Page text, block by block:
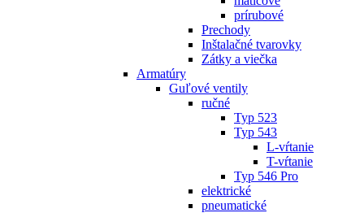
prírubové
Prechody
Inštalačné tvarovky
Zátky a viečka
Armatúry
Guľové ventily
ručné
Typ 523
Typ 543
L-vŕtanie
T-vŕtanie
Typ 546 Pro
elektrické
pneumatické